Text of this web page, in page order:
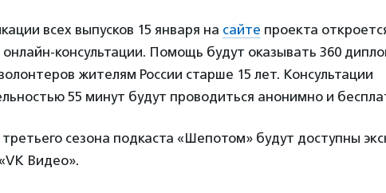
всех выпусков 15 января на сайте проекта
консультации. Помощь будут оказывать 360
жителям России старше 15 лет. Консультации
55 минут будут проводиться анонимно и
третьего сезона подкаста «Шепотом» будут доступны
«VK Видео».